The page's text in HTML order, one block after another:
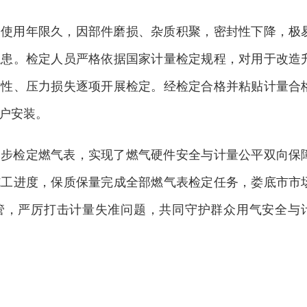
用年限久，因部件磨损、杂质积聚，密封性下降，极
。检定人员严格依据国家计量检定规程，对用于改造
、压力损失逐项开展检定。经检定合格并粘贴计量合
安装。
检定燃气表，实现了燃气硬件安全与计量公平双向保
进度，保质保量完成全部燃气表检定任务，娄底市市
严厉打击计量失准问题，共同守护群众用气安全与